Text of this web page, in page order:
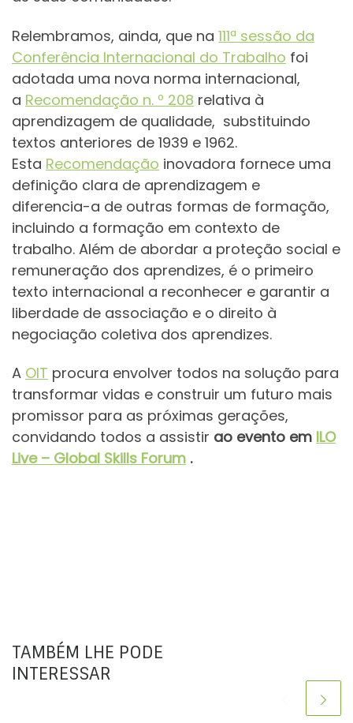
Relembramos, ainda, que na 111ª sessão da
Conferência Internacional do Trabalho foi
adotada uma nova norma internacional,
a Recomendação n. º 208 relativa à
aprendizagem de qualidade, substituindo
textos anteriores de 1939 e 1962.
Esta Recomendação inovadora fornece uma
definição clara de aprendizagem e
diferencia-a de outras formas de formação,
incluindo a formação em contexto de
trabalho. Além de abordar a proteção social e
remuneração dos aprendizes, é o primeiro
texto internacional a reconhecer e garantir a
liberdade de associação e o direito à
negociação coletiva dos aprendizes.
A OIT procura envolver todos na solução para
transformar vidas e construir um futuro mais
promissor para as próximas gerações,
convidando todos a assistir ao evento em ILO
Live – Global Skills Forum .
TAMBÉM LHE PODE
INTERESSAR